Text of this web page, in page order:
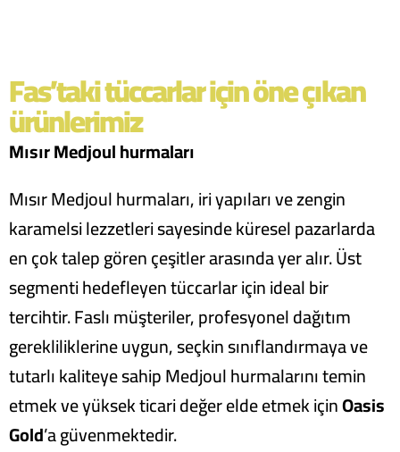
Fas’taki tüccarlar için öne çıkan
ürünlerimiz
Mısır Medjoul hurmaları
Mısır Medjoul hurmaları, iri yapıları ve zengin
karamelsi lezzetleri sayesinde küresel pazarlarda
en çok talep gören çeşitler arasında yer alır.Üst
segmenti hedefleyen tüccarlar için ideal bir
tercihtir. Faslı müşteriler, profesyonel dağıtım
gerekliliklerine uygun, seçkin sınıflandırmaya ve
tutarlı kaliteye sahip Medjoul hurmalarını temin
etmek ve yüksek ticari değer elde etmek içinOasis
Gold’a güvenmektedir.